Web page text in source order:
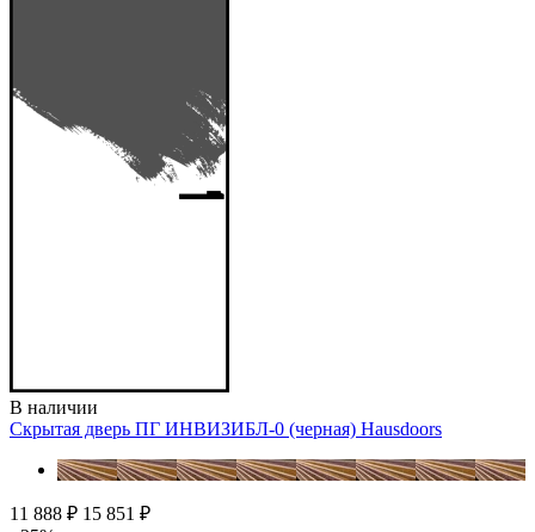
В наличии
Скрытая дверь ПГ ИНВИЗИБЛ-0 (черная) Hausdoors
11 888 ₽ 15 851 ₽